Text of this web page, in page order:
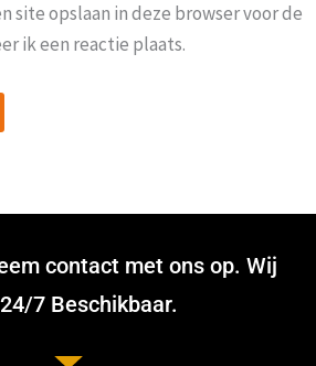
site opslaan in deze browser voor de
ik een reactie plaats.
contact met ons op. Wij
7 Beschikbaar.